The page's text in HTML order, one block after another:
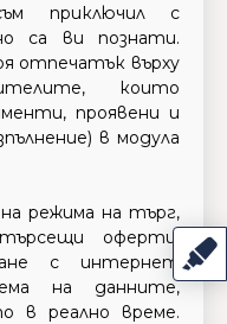
приключил с
са ви познати.
отпечатък върху
които
проявени и
в модула
режима на търг,
оферти,
с интернет
на данните,
в реално време.